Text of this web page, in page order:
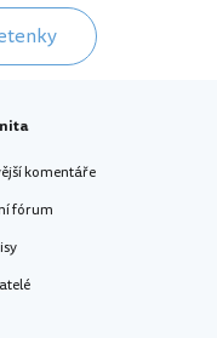
komentáře
fórum